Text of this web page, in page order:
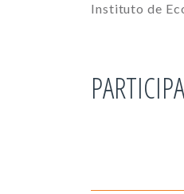
Instituto de